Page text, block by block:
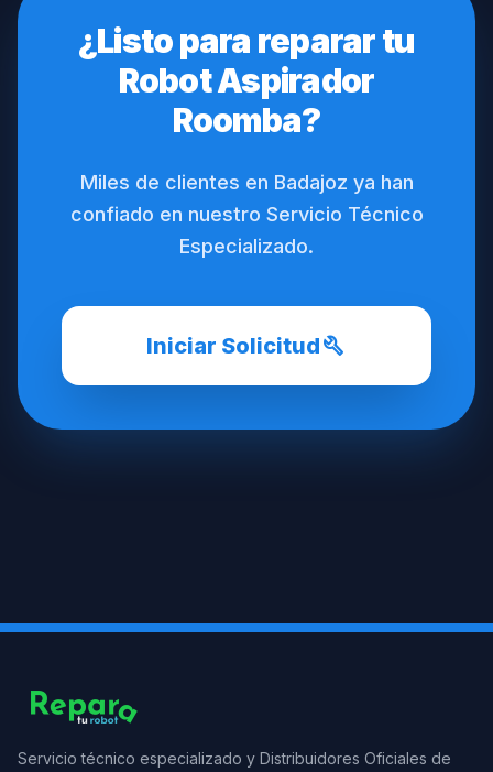
¿Listo para reparar tu
Robot Aspirador
Roomba?
Miles de clientes en Badajoz ya han
confiado en nuestro Servicio Técnico
Especializado.
Iniciar Solicitudbuild
Servicio técnico especializado y Distribuidores Oficiales de